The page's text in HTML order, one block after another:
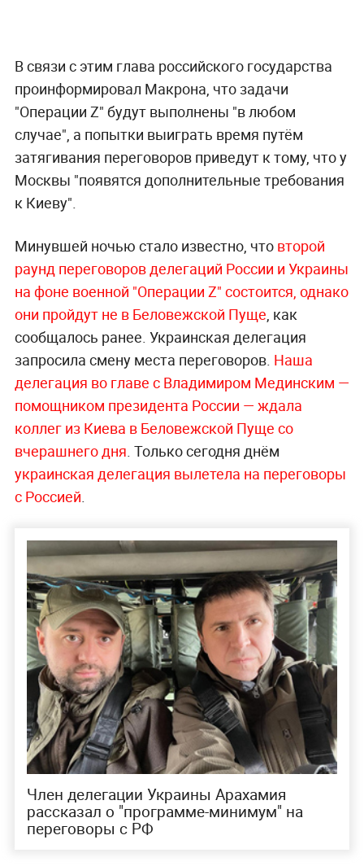
В связи с этим глава российского государства
проинформировал Макрона, что задачи
"Операции Z" будут выполнены "в любом
случае", а попытки выиграть время путём
затягивания переговоров приведут к тому, что у
Москвы "появятся дополнительные требования
к Киеву".
Минувшей ночью стало известно, что второй
раунд переговоров делегаций России и Украины
на фоне военной "Операции Z" состоится, однако
они пройдут не в Беловежской Пуще, как
сообщалось ранее. Украинская делегация
запросила смену места переговоров. Наша
делегация во главе с Владимиром Мединским —
помощником президента России — ждала
коллег из Киева в Беловежской Пуще со
вчерашнего дня. Только сегодня днём
украинская делегация вылетела на переговоры
с Россией.
Член делегации Украины Арахамия
рассказал о "программе-минимум" на
переговоры с РФ